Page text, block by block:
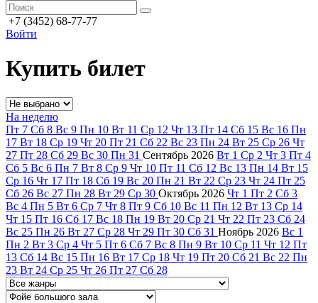
+7 (3452) 68-77-77
Войти
Купить билет
На неделю
Пт 7 Сб 8 Вс 9 Пн 10 Вт 11 Ср 12 Чт 13 Пт 14 Сб 15 Вс 16 Пн
17 Вт 18 Ср 19 Чт 20 Пт 21 Сб 22 Вс 23 Пн 24 Вт 25 Ср 26 Чт
27 Пт 28 Сб 29 Вс 30 Пн 31 Сентябрь 2026 Вт 1 Ср 2 Чт 3 Пт 4
Сб 5 Вс 6 Пн 7 Вт 8 Ср 9 Чт 10 Пт 11 Сб 12 Вс 13 Пн 14 Вт 15
Ср 16 Чт 17 Пт 18 Сб 19 Вс 20 Пн 21 Вт 22 Ср 23 Чт 24 Пт 25
Сб 26 Вс 27 Пн 28 Вт 29 Ср 30 Октябрь 2026 Чт 1 Пт 2 Сб 3
Вс 4 Пн 5 Вт 6 Ср 7 Чт 8 Пт 9 Сб 10 Вс 11 Пн 12 Вт 13 Ср 14
Чт 15 Пт 16 Сб 17 Вс 18 Пн 19 Вт 20 Ср 21 Чт 22 Пт 23 Сб 24
Вс 25 Пн 26 Вт 27 Ср 28 Чт 29 Пт 30 Сб 31 Ноябрь 2026 Вс 1
Пн 2 Вт 3 Ср 4 Чт 5 Пт 6 Сб 7 Вс 8 Пн 9 Вт 10 Ср 11 Чт 12 Пт
13 Сб 14 Вс 15 Пн 16 Вт 17 Ср 18 Чт 19 Пт 20 Сб 21 Вс 22 Пн
23 Вт 24 Ср 25 Чт 26 Пт 27 Сб 28